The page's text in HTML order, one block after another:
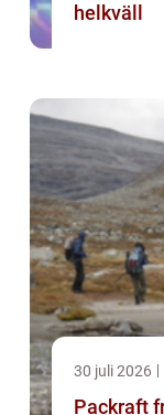
helkväll
30 juli 2026
Packraft frihet på vattnet i